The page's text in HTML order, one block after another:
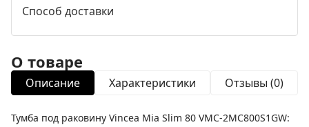
Способ доставки
О товаре
Описание Характеристики Отзывы (0)
Тумба под раковину Vincea Mia Slim 80 VMC-2MC800S1GW: